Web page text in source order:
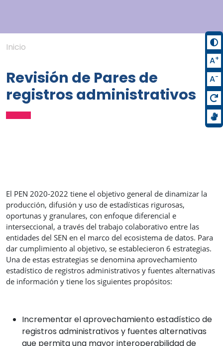
Inicio
Revisión de Pares de
registros administrativos
El PEN 2020-2022 tiene el objetivo general de dinamizar la
producción, difusión y uso de estadísticas rigurosas,
oportunas y granulares, con enfoque diferencial e
interseccional, a través del trabajo colaborativo entre las
entidades del SEN en el marco del ecosistema de datos. Para
dar cumplimiento al objetivo, se establecieron 6 estrategias.
Una de estas estrategias se denomina aprovechamiento
estadístico de registros administrativos y fuentes alternativas
de información y tiene los siguientes propósitos:
Incrementar el aprovechamiento estadístico de
registros administrativos y fuentes alternativas
que permita una mayor interoperabilidad de
A+
A-